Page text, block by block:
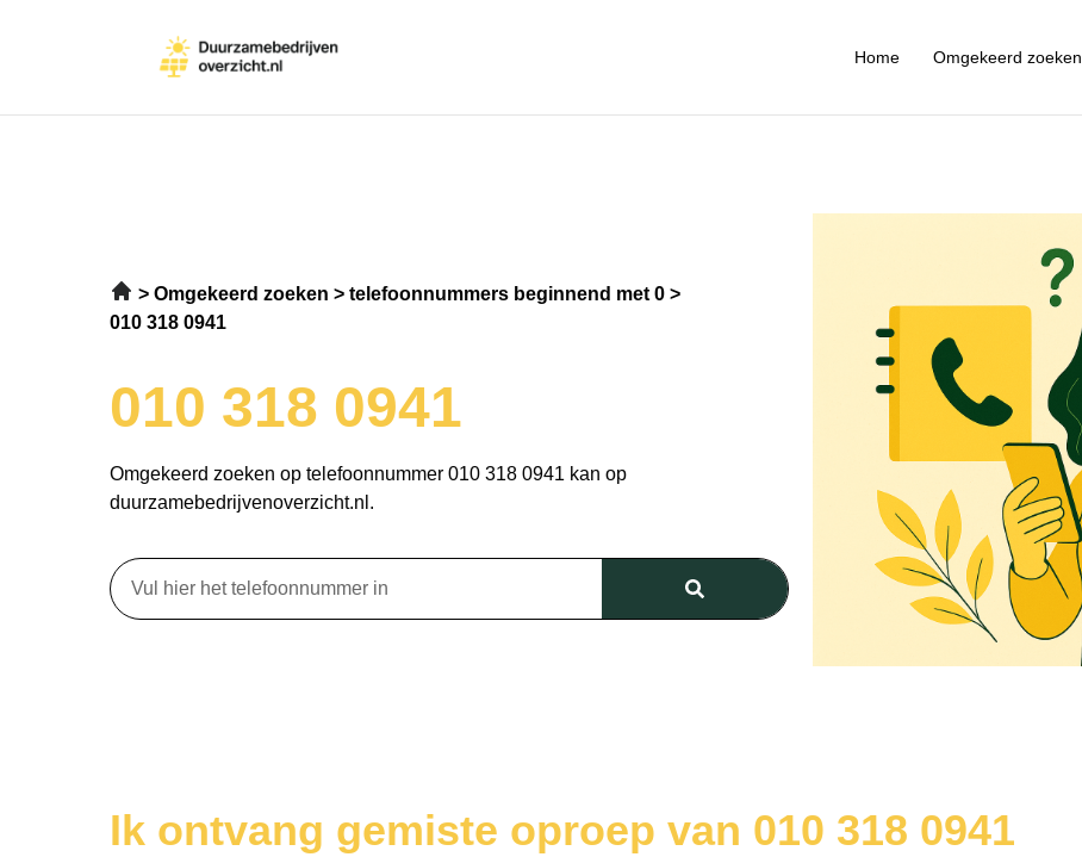
Home Omgekeerd zoeken
Omgekeerd zoeken
telefoonnummers beginnend met 0
010 318 0941
010 318 0941
Omgekeerd zoeken op telefoonnummer 010 318 0941 kan op
duurzamebedrijvenoverzicht.nl.
Ik ontvang gemiste oproep van 010 318 0941